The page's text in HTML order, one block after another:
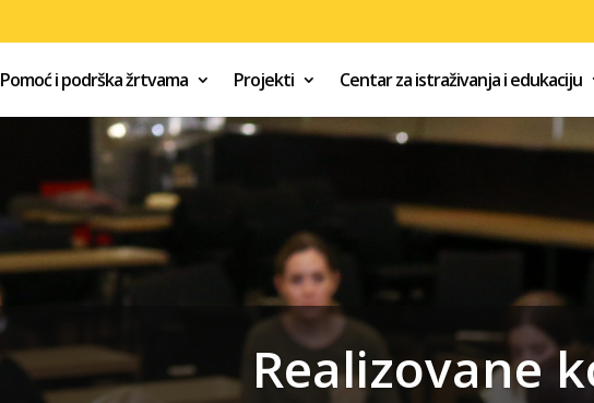
Pomoć i podrška žrtvama Projekti Centar za istraživanja i edukaciju
Realizovane